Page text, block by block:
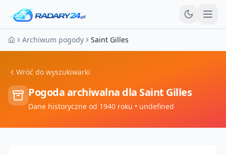
Strona główna
Archiwum pogody Saint Gilles
Wróć do wyszukiwarki
Pogoda archiwalna dla Saint Gilles
Dane historyczne od 1940 roku • undefined